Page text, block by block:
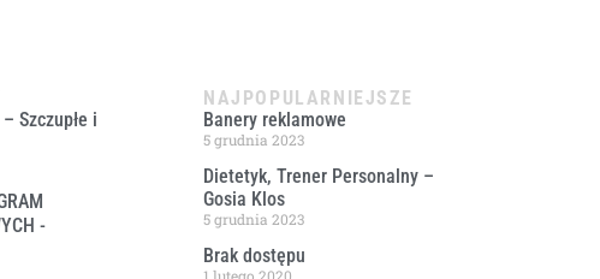
Szczupłe i
​-
NAJPOPULARNIEJSZE
Banery reklamowe
5 grudnia 2023
Dietetyk, Trener Personalny –
Gosia Klos
5 grudnia 2023
Brak dostępu
1 lutego 2020